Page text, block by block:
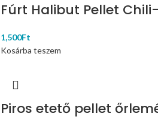
Fúrt Halibut Pellet
1,500Ft
Kosárba teszem
Piros etető pellet